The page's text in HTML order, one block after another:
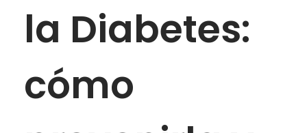
la Diabetes:
cómo